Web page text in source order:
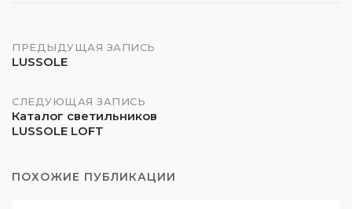
Навигация
записям
ПРЕДЫДУЩАЯ ЗАПИСЬ
LUSSOLE
СЛЕДУЮЩАЯ ЗАПИСЬ
Каталог светильников
LUSSOLE LOFT
ПОХОЖИЕ ПУБЛИКАЦИИ